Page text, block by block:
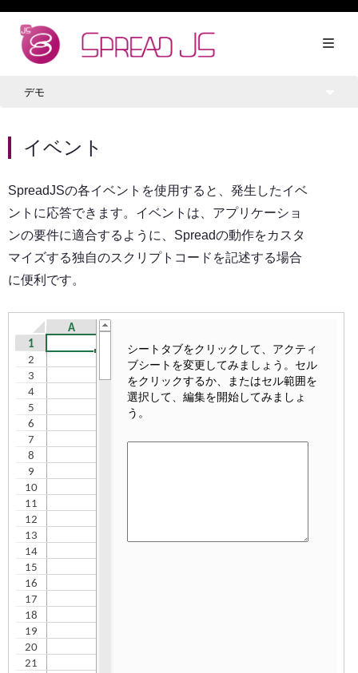
デモ
イベント
SpreadJSの各イベントを使用すると、発生したイベ
ントに応答できます。イベントは、アプリケーショ
ンの要件に適合するように、Spreadの動作をカスタ
マイズする独自のスクリプトコードを記述する場合
に便利です。